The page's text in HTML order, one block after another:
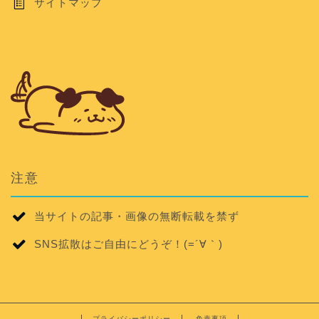
注意
当サイトの記事・画像の無断転載を禁ず
SNS拡散はご自由にどうぞ！(=´∀｀)